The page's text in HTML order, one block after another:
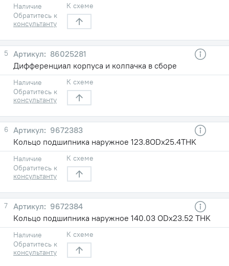
Наличие
Обратитесь к
консультанту
К схеме
5
86025281
Дифференциал корпуса и колпачка в сборе
Наличие
Обратитесь к
консультанту
К схеме
6
9672383
Кольцо подшипника наружное 123.8ODх25.4THK
Наличие
Обратитесь к
консультанту
К схеме
7
9672384
Кольцо подшипника наружное 140.03 ODх23.52 THK
Наличие
Обратитесь к
консультанту
К схеме